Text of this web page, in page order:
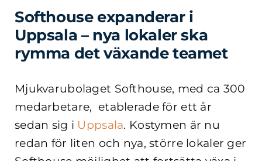
Softhouse expanderar i
Uppsala – nya lokaler ska
rymma det växande teamet
Mjukvarubolaget Softhouse, med ca 300
medarbetare, etablerade för ett år
sedan sig i Uppsala. Kostymen är nu
redan för liten och nya, större lokaler ger